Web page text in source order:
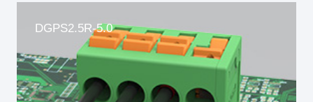
DGPS2.5R-5.0